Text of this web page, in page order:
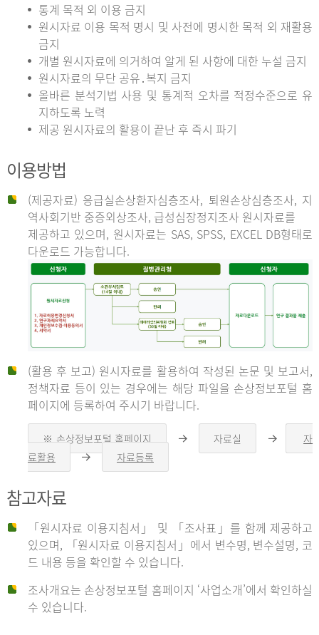
통계 목적 외 이용 금지
원시자료 이용 목적 명시 및 사전에 명시한 목적 외 재활용
금지
개별 원시자료에 의거하여 알게 된 사항에 대한 누설 금지
원시자료의 무단 공유․복지 금지
올바른 분석기법 사용 및 통계적 오차를 적정수준으로 유
지하도록 노력
제공 원시자료의 활용이 끝난 후 즉시 파기
이용방법
(제공자료) 응급실손상환자심층조사, 퇴원손상심층조사, 지
역사회기반 중증외상조사, 급성심장정지조사 원시자료를
제공하고 있으며, 원시자료는 SAS, SPSS, EXCEL DB형태로
다운로드 가능합니다.
신
청
자
신
청
자
는
1.
자
(활용 후 보고) 원시자료를 활용하여 작성된 논문 및 보고서,
정책자료 등이 있는 경우에는 해당 파일을 손상정보포털 홈
페이지에 등록하여 주시기 바랍니다.
※ 손상정보포털 홈페이지
른
자료실
른
자
료활용
른
자료등록
참고자료
「원시자료 이용지침서」 및 「조사표」를 함께 제공하고
있으며, 「원시자료 이용지침서」에서 변수명, 변수설명, 코
드 내용 등을 확인할 수 있습니다.
조사개요는 손상정보포털 홈페이지 ‘사업소개’에서 확인하실
수 있습니다.